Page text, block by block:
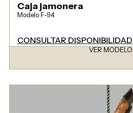
Caja jamonera
Modelo F-94
CONSULTAR DISPONIBILIDAD
VER MODELO